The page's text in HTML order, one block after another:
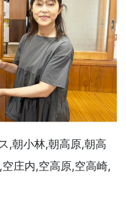
,朝小林,朝高原,朝高
,空庄内,空高原,空高崎,